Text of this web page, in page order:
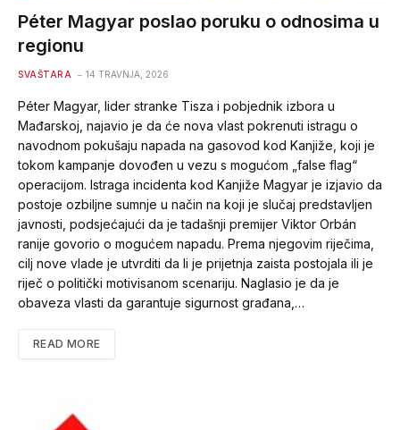
Péter Magyar poslao poruku o odnosima u
regionu
SVAŠTARA 14 TRAVNJA, 2026
Péter Magyar, lider stranke Tisza i pobjednik izbora u
Mađarskoj, najavio je da će nova vlast pokrenuti istragu o
navodnom pokušaju napada na gasovod kod Kanjiže, koji je
tokom kampanje dovođen u vezu s mogućom „false flag“
operacijom. Istraga incidenta kod Kanjiže Magyar je izjavio da
postoje ozbiljne sumnje u način na koji je slučaj predstavljen
javnosti, podsjećajući da je tadašnji premijer Viktor Orbán
ranije govorio o mogućem napadu. Prema njegovim riječima,
cilj nove vlade je utvrditi da li je prijetnja zaista postojala ili je
riječ o politički motivisanom scenariju. Naglasio je da je
obaveza vlasti da garantuje sigurnost građana,…
READ MORE